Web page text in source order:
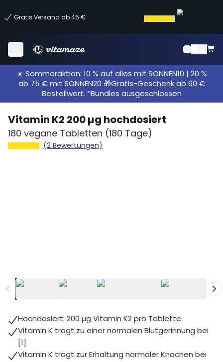
Gratis Versand ab 45 €
Menü
☀️ Sommeraktion: 10 % auf alles mit SONNEN10 | 20 %
ab 75 € mit SONNEN20 🎁Gratis-Geschenk ab 60 €
Bestellwert. *Bundles ausgeschlossen
Vitamin K2 200 µg hochdosiert
180 vegane Tabletten (180 Tage)
(2 Bewertungen)
Hochdosiert: 200 µg Vitamin K2 pro Tablette
Vitamin K trägt zu einer normalen Blutgerinnung bei
[1]
Vitamin K trägt zur Erhaltung normaler Knochen bei